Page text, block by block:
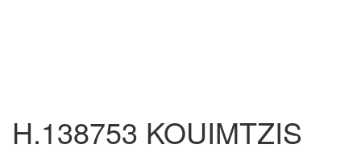
H.138753 KOUIMTZIS